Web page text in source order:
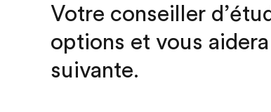
Votre conseiller
options et vous
suivante.